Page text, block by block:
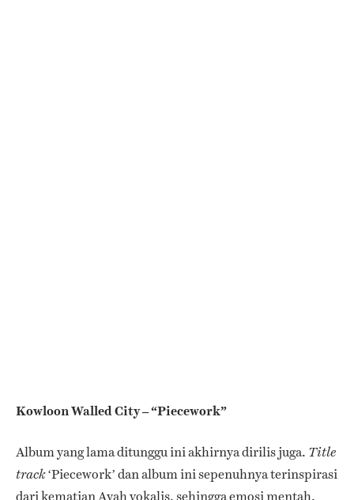
Kowloon Walled City – “Piecework”
Album yang lama ditunggu ini akhirnya dirilis juga. Title
track‘Piecework’ dan album ini sepenuhnya terinspirasi
dari kematian Ayah vokalis, sehingga emosi mentah,